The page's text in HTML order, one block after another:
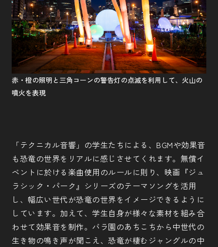
赤・橙の照明と三角コーンの警告灯の点滅を利用して、火山の
噴火を表現
「テクニカル音響」の学生たちによる、BGMや効果音
も恐竜の世界をリアルに感じさせてくれます。無償イ
ベントに於ける楽曲使用のルールに則り、映画『ジュ
ラシック・パーク』シリーズのテーマソングを活用
し、幅広い世代が恐竜の世界をイメージできるように
しています。加えて、学生自身が様々な素材を組み合
わせて効果音を制作。バラ園のあちこちから中世代の
生き物の鳴き声が聞こえ、恐竜が棲むジャングルの中